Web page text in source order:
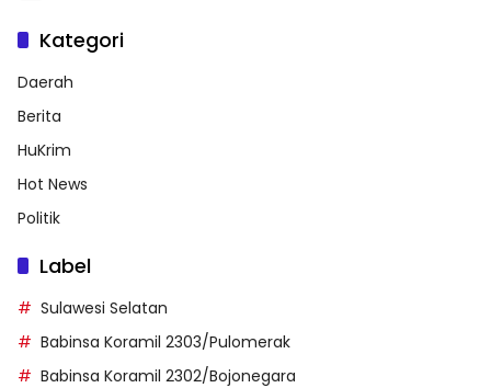
Kategori
Daerah
Berita
HuKrim
Hot News
Politik
Label
Sulawesi Selatan
Babinsa Koramil 2303/Pulomerak
Babinsa Koramil 2302/Bojonegara